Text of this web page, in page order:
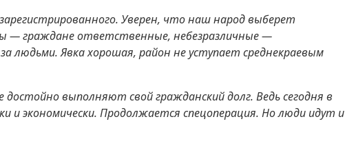
Уверен, что наш народ выберет
— граждане ответственные, небезразличные —
людьми. Явка хорошая, район не уступает среднекраевым
выполняют свой гражданский долг. Ведь сегодня в
и экономически. Продолжается спецоперация. Но люди идут и